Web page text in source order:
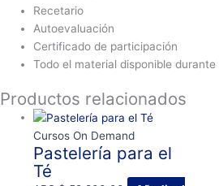
Recetario
Autoevaluación
Certificado de participación
Todo el material disponible
Productos relacionados
Cursos On Demand
Pastelería para el
Té